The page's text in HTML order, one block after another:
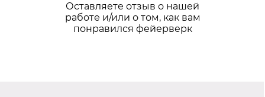
Оставляете отзыв о нашей
работе и/или о том, как вам
понравился фейерверк